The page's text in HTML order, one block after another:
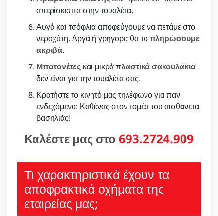
απερίσκεπτα στην τουαλέτα.
Αυγά και τσόφλια αποφεύγουμε να πετάμε στο
νεροχύτη. Αργά ή γρήγορα θα τοπληρώσουμε
ακριβά.
Μπατονέτες και μικρά πλαστικά σακουλάκια
δεν είναι για την τουαλέτα σας.
Κρατήστε το κινητό μας τηλέφωνο για παν
ενδεχόμενο: Καθένας στον τομέα του αισθανεται
βασηλιάς!
Καλέστε μας στο 693.2724.909
Τι χαρακτηριστικά έχουν τα
αποφρακτικά οχήματα της
εταιρείας μας;